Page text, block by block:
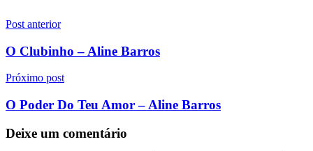
Navegação
de
Post anterior
O Clubinho – Aline Barros
Próximo post
O Poder Do Teu Amor – Aline Barros
Deixe um comentário